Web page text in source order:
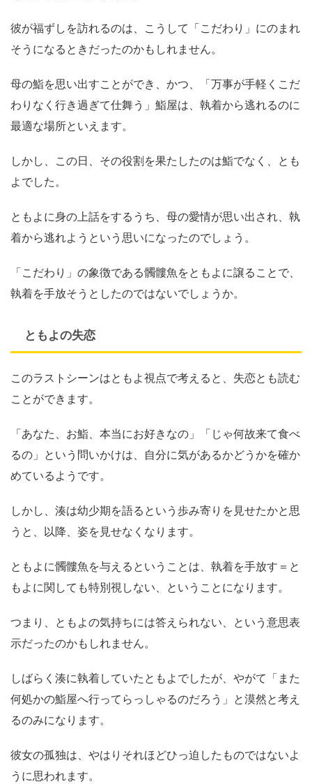
彼が福ずしを訪れるのは、こうして「こだわり」にのまれ
そうになるときだったのかもしれません。
母の鮨を思い出すことができ、かつ、「万事が手軽くこだ
わりなく行き過ぎて仕舞う」鮨屋は、執着から逃れるのに
最適な場所といえます。
しかし、この日、その役割を果たしたのは鮨でなく、とも
よでした。
ともよに身の上話をするうち、母の愛情が思い出され、執
着から逃れようという思いになったのでしょう。
「こだわり」の象徴である髑髏魚をともよに譲ることで、
執着を手放そうとしたのではないでしょうか。
ともよの失恋
このラストシーンはともよ視点で考えると、失恋とも読む
ことができます。
「あなた、お鮨、本当にお好きなの」「じゃ何故来て食べ
るの」という問いかけは、自分に気があるかどうかを確か
めているようです。
しかし、湊は幼少期を語るという歩み寄りを見せたかと思
うと、以降、姿を見せなくなります。
ともよに髑髏魚を与えるということは、執着を手放す＝と
もよに関しても特別視しない、ということになります。
つまり、ともよの気持ちには答えられない、という意思表
示だったのかもしれません。
しばらく湊に執着していたともよでしたが、やがて「また
何処かの鮨屋へ行ってらっしゃるのだろう」と漠然と考え
るのみになります。
彼女の孤独は、やはりそれほどひっ迫したものではないよ
うに思われます。